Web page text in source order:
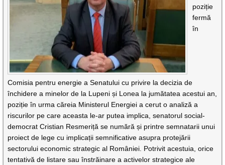
poziție
fermă
în
Comisia pentru energie a Senatului cu privire la decizia de
închidere a minelor de la Lupeni și Lonea la jumătatea acestui an,
poziție în urma căreia Ministerul Energiei a cerut o analiză a
riscurilor pe care aceasta le-ar putea implica, senatorul social-
democrat Cristian Resmeriță se numără și printre semnatarii unui
proiect de lege cu implicații semnificative asupra protejării
sectorului economic strategic al României. Potrivit acestuia, orice
tentativă de listare sau înstrăinare a activelor strategice ale